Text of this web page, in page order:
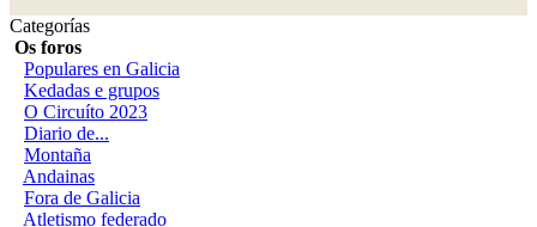
Categorías
Os foros
Populares en Galicia
Kedadas e grupos
O Circuíto 2023
Diario de...
Montaña
Andainas
Fora de Galicia
Atletismo federado